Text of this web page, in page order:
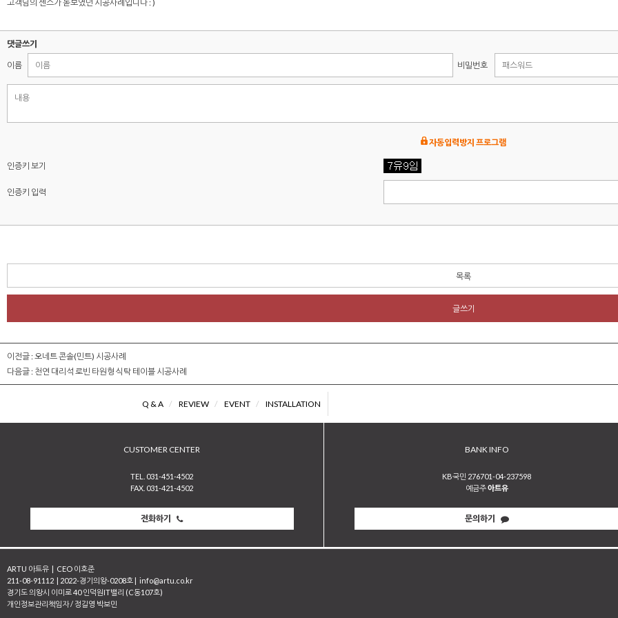
고객님의 센스가 돋보였던 시공사례입니다 : )
댓글쓰기
이름 비밀번호
자동입력방지 프로그램
인증키 보기
인증키 입력
목록
글쓰기
이전글 :오네트 콘솔(민트) 시공사례
다음글 : 천연 대리석 로빈 타원형 식탁 테이블 시공사례
Q & A / REVIEW / EVENT / INSTALLATION
CUSTOMER CENTER
TEL. 031-451-4502
FAX. 031-421-4502
전화하기
BANK INFO
KB국민 276701-04-237598
예금주아트유
문의하기
ARTU 아트유 | CEO 이호준
211-08-91112 | 2022-경기의왕-0208호 | info@artu.co.kr
경기도 의왕시 이미로 40 인덕원IT밸리 (C동107호)
개인정보관리책임자 / 정길영 박보민